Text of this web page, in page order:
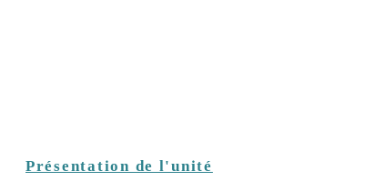
Présentation de l'unité